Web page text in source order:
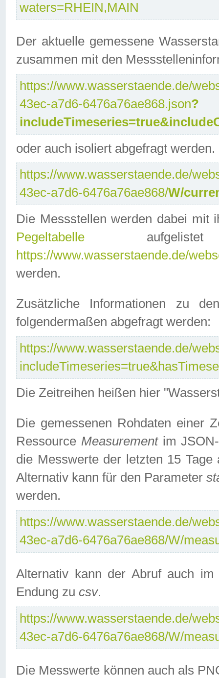
waters=RHEIN,MAIN
Der aktuelle gemessene
zusammen mit den
https://www.wasserstaende.de/
43ec-a7d6-6476a76ae868.json?
oder auch isoliert abgefragt werden.
https://www.wasserstaende.de/
43ec-a7d6-6476a76ae868/W/
Die Messstellen werden dabei mit
Pegeltabelle
https://www.wasserstaende.de/
werden.
Zusätzliche Informationen zu
folgendermaßen abgefragt werden:
https://www.wasserstaende.de/
Die Zeitreihen heißen hier
Die gemessenen Rohdaten einer
Ressource Measurementim JSON-
die Messwerte der letzten 15
Alternativ kann für den Parameter
werden.
https://www.wasserstaende.de/
43ec-a7d6-6476a76ae868/W/
Alternativ kann der Abruf auch
Endung zu csv.
https://www.wasserstaende.de/
43ec-a7d6-6476a76ae868/W/
Die Messwerte können auch als